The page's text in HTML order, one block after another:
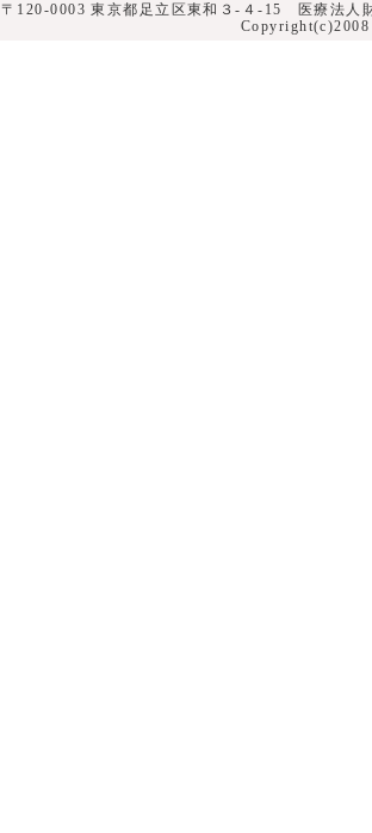
〒120-0003 東京都足立区東和３-４-15 医療法